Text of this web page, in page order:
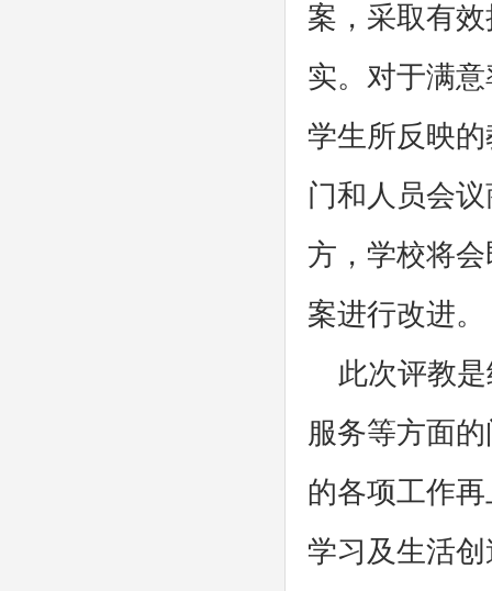
案，采取有
实。对于满
学生所反映
门和人员会
方，学校将
案进行改进。
此次评教是
服务等方面
的各项工作
学习及生活